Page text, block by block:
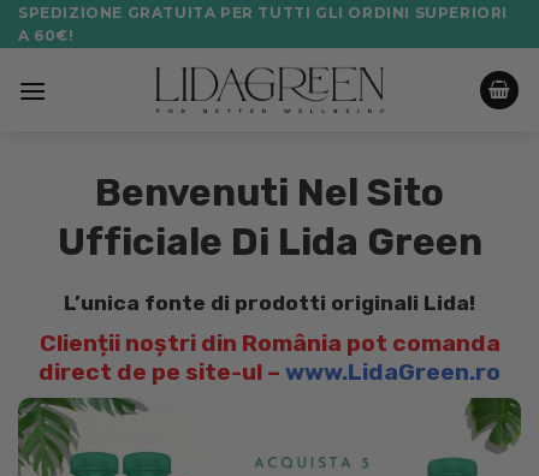
Salta
ai
SPEDIZIONE GRATUITA PER TUTTI GLI ORDINI SUPERIORI
A 60€!
Benvenuti Nel Sito
Ufficiale Di Lida Green
L’unica fonte di prodotti originali Lida!
Clienții noștri din România pot comanda
direct de pe site-ul – www.LidaGreen.ro